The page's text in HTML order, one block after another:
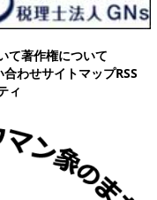
て著作権について
合わせサイトマップRSS
ィ